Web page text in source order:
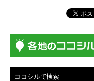
ココシルで検索